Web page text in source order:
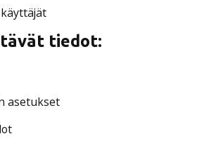
tiedot:
asetukset